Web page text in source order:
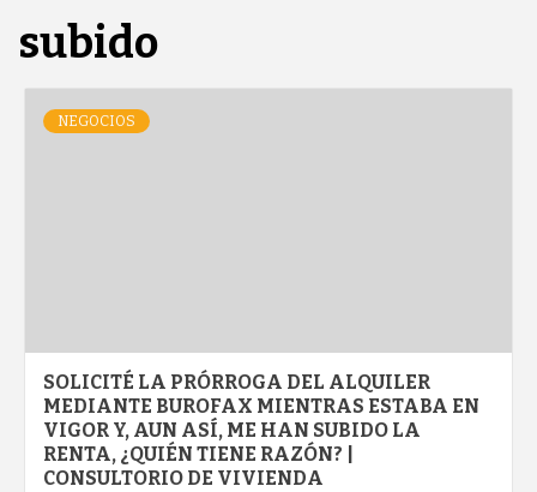
subido
NEGOCIOS
SOLICITÉ LA PRÓRROGA DEL ALQUILER
MEDIANTE BUROFAX MIENTRAS ESTABA EN
VIGOR Y, AUN ASÍ, ME HAN SUBIDO LA
RENTA, ¿QUIÉN TIENE RAZÓN? |
CONSULTORIO DE VIVIENDA